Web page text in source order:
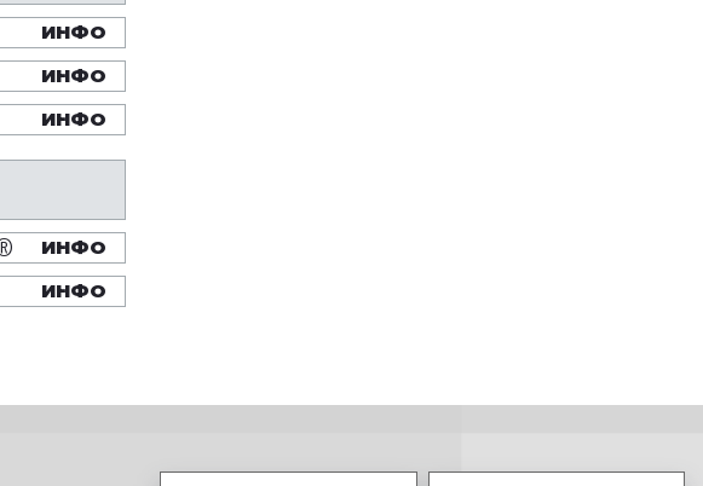
ИНФО
ИНФО
ИНФО
ИНФО
ИНФО